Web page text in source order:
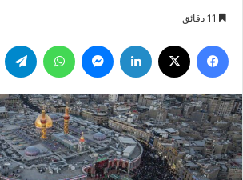
فيسبوك لينكدإن ماسنجر واتساب